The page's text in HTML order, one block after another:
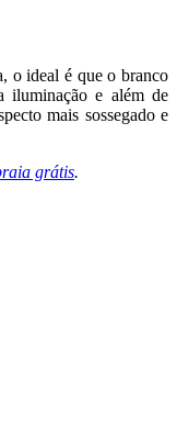
o ideal é que o branco
iluminação e além de
mais sossegado e
grátis.